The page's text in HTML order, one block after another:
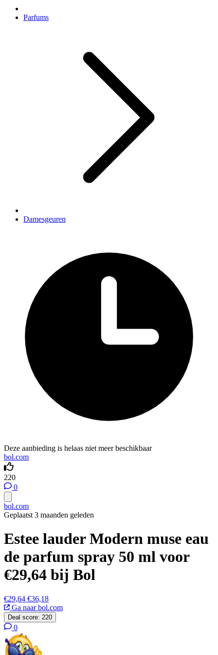
Parfums
Damesgeuren
Deze aanbieding is helaas niet meer beschikbaar
bol.com
220
0
bol.com
Geplaatst 3 maanden geleden
Estee lauder Modern muse eau
de parfum spray 50 ml voor
€29,64 bij Bol
€29,64 €36,18
Ga naar bol.com
Deal score: 220
0